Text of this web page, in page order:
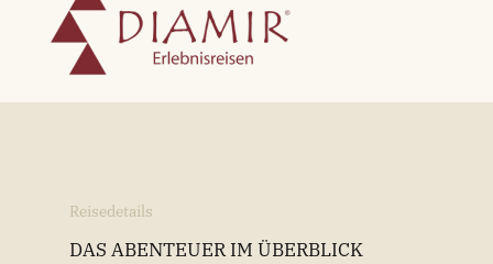
Reisedetails
DAS ABENTEUER IM ÜBERBLICK